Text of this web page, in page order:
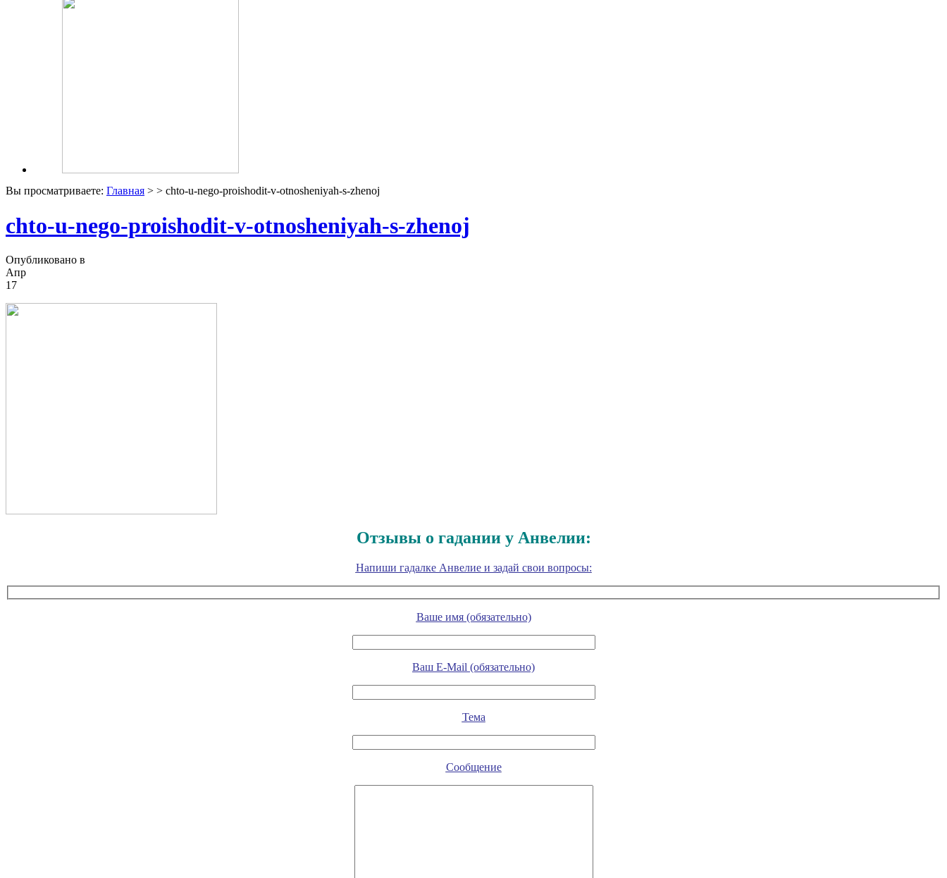
Вы просматриваете: Главная > > chto-u-nego-proishodit-v-otnosheniyah-s-zhenoj
chto-u-nego-proishodit-v-otnosheniyah-s-zhenoj
Опубликовано в
Апр
17
Отзывы о гадании у Анвелии:
Напиши гадалке Анвелие и задай свои вопросы:
Ваше имя (обязательно)
Ваш E-Mail (обязательно)
Тема
Сообщение